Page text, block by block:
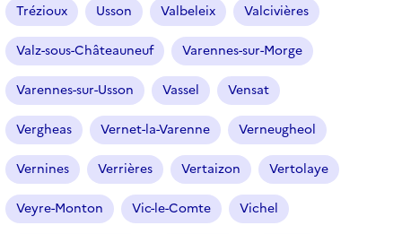
Trézioux Usson Valbeleix Valcivières
Valz-sous-Châteauneuf Varennes-sur-Morge
Varennes-sur-Usson Vassel Vensat
Vergheas Vernet-la-Varenne Verneugheol
Vernines Verrières Vertaizon Vertolaye
Veyre-Monton Vic-le-Comte Vichel